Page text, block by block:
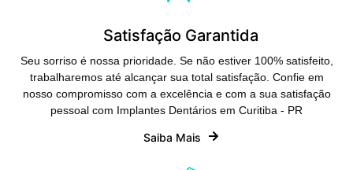
Satisfação Garantida
Seu sorriso é nossa prioridade. Se não estiver 100% satisfeito,
trabalharemos até alcançar sua total satisfação. Confie em
nosso compromisso com a excelência e com a sua satisfação
pessoal com Implantes Dentários em Curitiba - PR
Saiba Mais